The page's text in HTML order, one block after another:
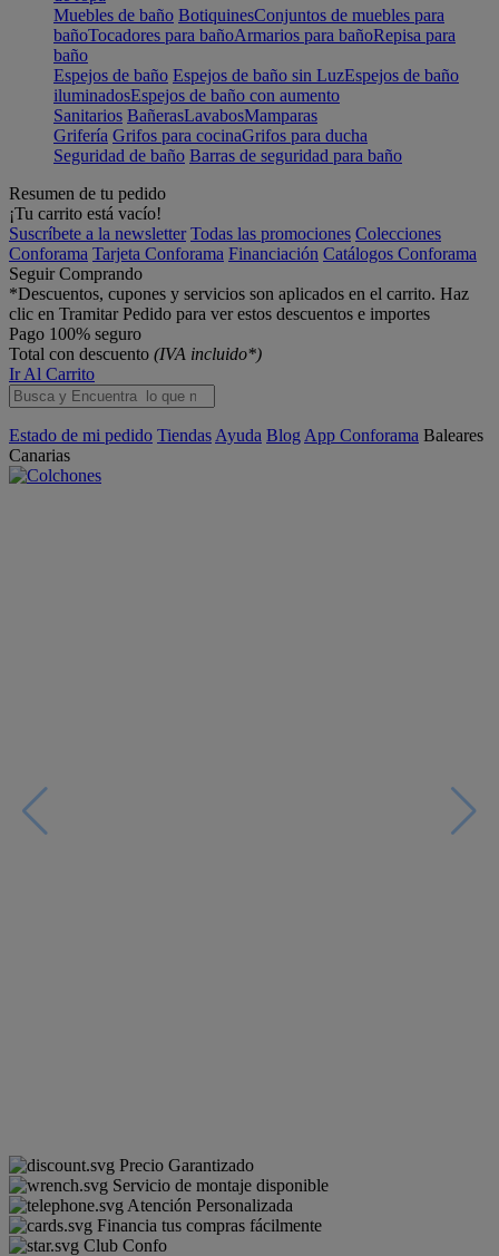
Muebles de baño BotiquinesConjuntos de muebles para
bañoTocadores para bañoArmarios para bañoRepisa para
baño
Espejos de baño Espejos de baño sin LuzEspejos de baño
iluminadosEspejos de baño con aumento
Sanitarios BañerasLavabosMamparas
Grifería Grifos para cocinaGrifos para ducha
Seguridad de baño Barras de seguridad para baño
Resumen de tu pedido
¡Tu carrito está vacío!
Suscríbete a la newsletter Todas las promociones Colecciones
Conforama Tarjeta Conforama Financiación Catálogos Conforama
Seguir Comprando
*Descuentos, cupones y servicios son aplicados en el carrito. Haz
clic en Tramitar Pedido para ver estos descuentos e importes
Pago 100% seguro
Total con descuento (IVA incluido*)
Ir Al Carrito
Estado de mi pedido Tiendas Ayuda Blog App Conforama Baleares
Canarias
Precio Garantizado
Servicio de montaje disponible
Atención Personalizada
Financia tus compras fácilmente
Club Confo